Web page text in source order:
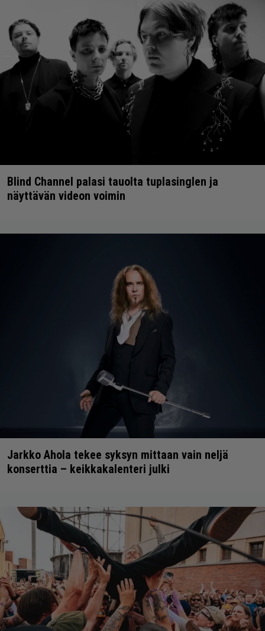
Blind Channel palasi tauolta tuplasinglen ja
näyttävän videon voimin
Jarkko Ahola tekee syksyn mittaan vain neljä
konserttia – keikkakalenteri julki